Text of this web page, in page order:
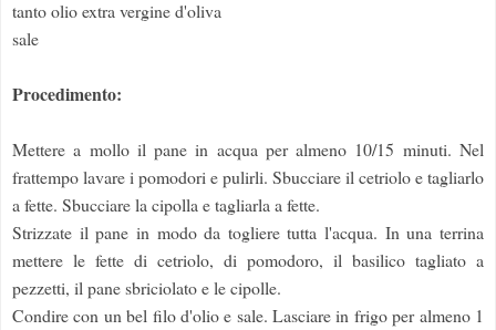
tanto olio extra vergine d'oliva
sale
Procedimento:
Mettere a mollo il pane in acqua per almeno 10/15 minuti. Nel
frattempo lavare i pomodori e pulirli. Sbucciare il cetriolo e tagliarlo
a fette. Sbucciare la cipolla e tagliarla a fette.
Strizzate il pane in modo da togliere tutta l'acqua. In una terrina
mettere le fette di cetriolo, di pomodoro, il basilico tagliato a
pezzetti, il pane sbriciolato e le cipolle.
Condire con un bel filo d'olio e sale. Lasciare in frigo per almeno 1